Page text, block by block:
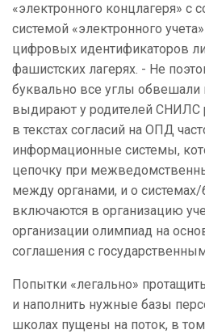
«электронного концлагеря» с
системой «электронного
цифровых идентификаторов
фашистских лагерях. - Не
буквально все углы обвешали
выдирают у родителей СНИЛС
в текстах согласий на ОПД
информационные системы,
цепочку при
между органами, и о системах/
включаются в организацию
организации олимпиад на
соглашения с
Попытки «легально»
и наполнить нужные базы
школах пущены на поток, в